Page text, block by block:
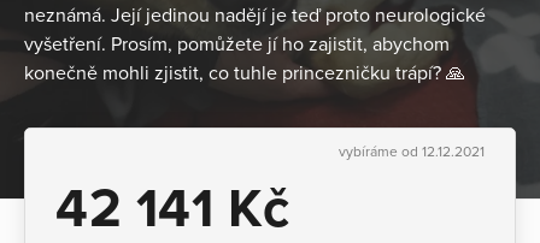
neznámá. Její jedinou nadějí je teď proto neurologické
vyšetření. Prosím, pomůžete jí ho zajistit, abychom
konečně mohli zjistit, co tuhle princezničku trápí? 🙏
vybíráme od 12.12.2021
42 141 Kč